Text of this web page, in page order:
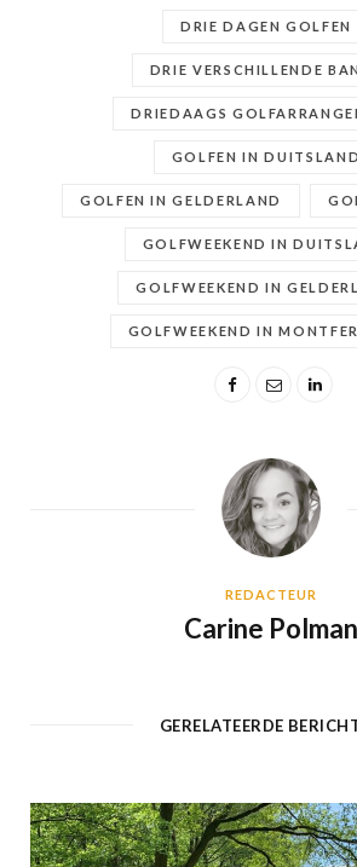
DRIE DAGEN GOLFEN
DRIE VERSCHILLENDE
DRIEDAAGS
GOLFEN IN DUITSLAND
GOLFEN IN GELDERLAND
GOLFWEEKEND IN
GOLFWEEKEND IN
GOLFWEEKEND IN
REDACTEUR
Carine Polman
GERELATEERDE